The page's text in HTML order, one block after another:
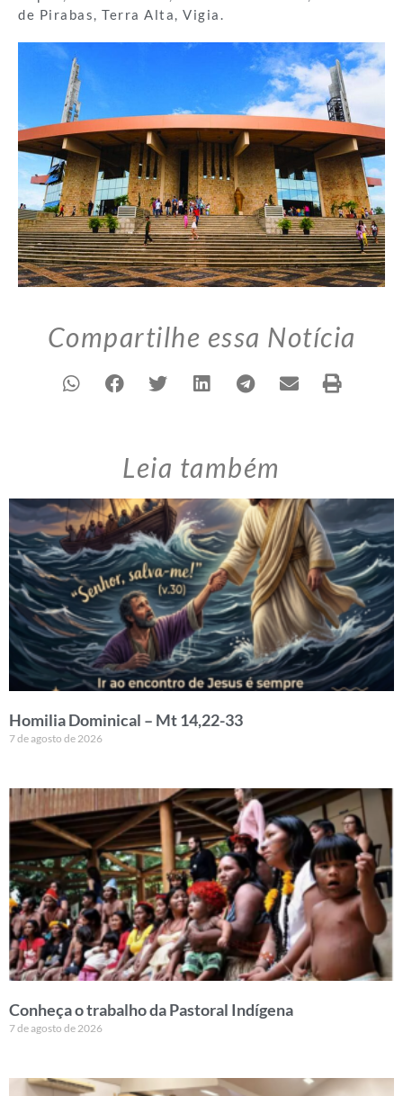
de Pirabas, Terra Alta, Vigia.
Compartilhe essa Notícia
Leia também
Homilia Dominical – Mt 14,22-33
7 de agosto de 2026
Conheça o trabalho da Pastoral Indígena
7 de agosto de 2026